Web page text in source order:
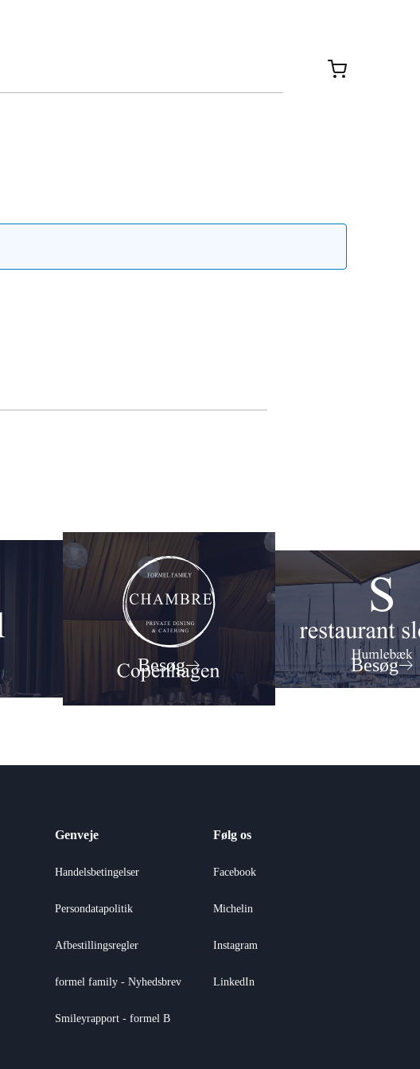
Besøg Besøg
Genveje
Handelsbetingelser
Persondatapolitik
Afbestillingsregler
formel family - Nyhedsbrev
Smileyrapport - formel B
Følg os
Facebook
Michelin
Instagram
LinkedIn